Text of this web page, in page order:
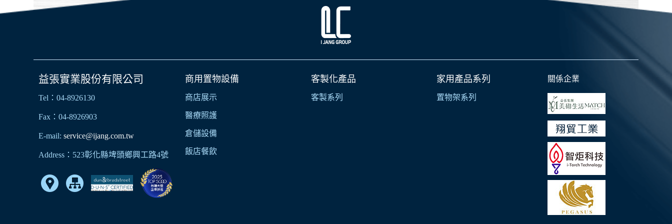
益張實業股份有限公司
Tel：04-8926130
Fax：04-8926903
E-mail:service@ijang.com.tw
Address：523彰化縣埤頭鄉興工路4號
商用置物設備
商店展示
醫療照護
倉儲設備
飯店餐飲
客製化產品
客製系列
家用產品系列
置物架系列
關係企業